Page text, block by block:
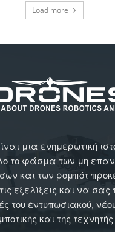
Load more
μια ενημερωτική
το φάσμα των μη
και των ρομπότ
εξελίξεις και να σας
του εντυπωσιακού,
και της